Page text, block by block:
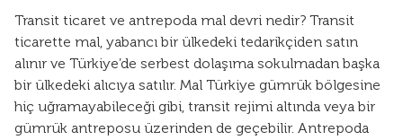
Transit ticaret ve antrepoda mal devri nedir? Transit
ticarette mal, yabancı bir ülkedeki tedarikçiden satın
alınır ve Türkiye’de serbest dolaşıma sokulmadan başka
bir ülkedeki alıcıya satılır. Mal Türkiye gümrük bölgesine
hiç uğramayabileceği gibi, transit rejimi altında veya bir
gümrük antreposu üzerinden de geçebilir. Antrepoda